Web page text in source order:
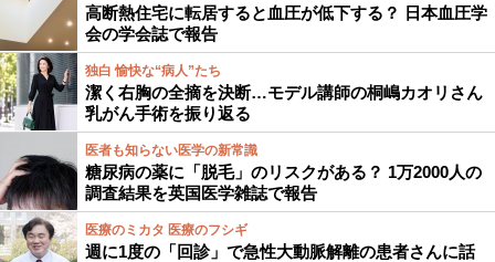
高断熱住宅に転居すると血圧が低下する？ 日本血圧学
会の学会誌で報告
独白 愉快な“病人”たち
潔く右胸の全摘を決断…モデル講師の桐嶋カオリさん
乳がん手術を振り返る
医者も知らない医学の新常識
糖尿病の薬に「脱毛」のリスクがある？ 1万2000人の
調査結果を英国医学雑誌で報告
医療のミカタ 医療のフシギ
週に1度の「回診」で急性大動脈解離の患者さんに話